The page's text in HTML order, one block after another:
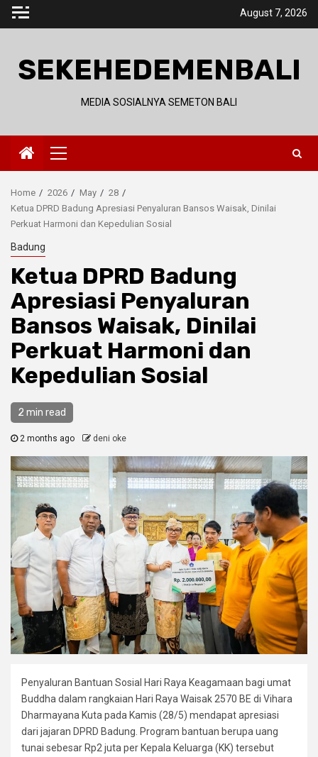
Skip
August 7, 2026
SEKEHEDEMENBALI
MEDIA SOSIALNYA SEMETON BALI
Primary
Menu
Home 2026 May
28
Ketua DPRD Badung Apresiasi Penyaluran Bansos Waisak, Dinilai
Perkuat Harmoni dan Kepedulian Sosial
Badung
Ketua DPRD Badung
Apresiasi Penyaluran
Bansos Waisak, Dinilai
Perkuat Harmoni dan
Kepedulian Sosial
2 min read
2 months ago deni oke
Penyaluran Bantuan Sosial Hari Raya Keagamaan bagi umat
Buddha dalam rangkaian Hari Raya Waisak 2570 BE di Vihara
Dharmayana Kuta pada Kamis (28/5) mendapat apresiasi
dari jajaran DPRD Badung. Program bantuan berupa uang
tunai sebesar Rp2 juta per Kepala Keluarga (KK) tersebut